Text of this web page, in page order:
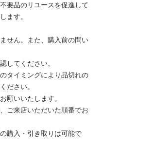
要品のリユースを促進して
ます。
せん。また、購入前の問い
してください。
タイミングにより品切れの
ださい。
願いいたします。
ご来店いただいた順番でお
購入・引き取りは可能で